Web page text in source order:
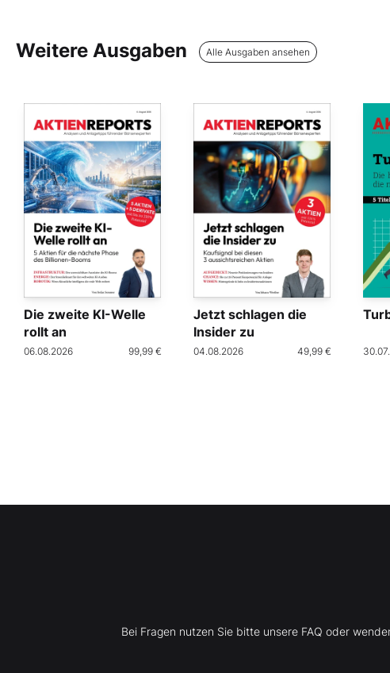
Weitere Ausgaben Alle Ausgaben ansehen
Die zweite KI-Welle
rollt an
06.08.2026 99,99 €
Jetzt schlagen die
Insider zu
04.08.2026 49,99 €
Bei Fragen nutzen Sie bitte unsere FAQ oder